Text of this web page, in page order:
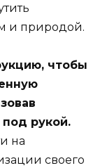
и природой.
чтобы
рукой.
на
своего